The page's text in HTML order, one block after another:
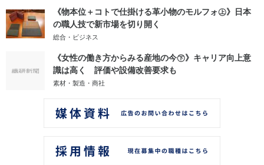
《物本位＋コトで仕掛ける革小物のモルフォ㊤》日本
の職人技で新市場を切り開く
総合・ビジネス
《女性の働き方からみる産地の今㊦》キャリア向上意
識は高く 評価や設備改善要求も
素材・製造・商社